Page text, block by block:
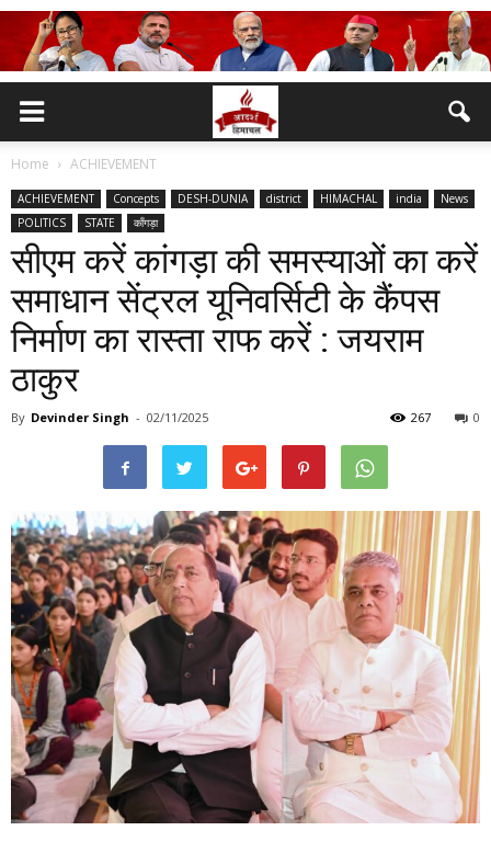
Home ACHIEVEMENT
ACHIEVEMENT Concepts DESH-DUNIA district HIMACHAL india
News
POLITICS
STATE काँगड़ा
सीएम करें कांगड़ा की समस्याओं का करें
समाधान सेंट्रल यूनिवर्सिटी के कैंपस
निर्माण का रास्ता राफ करें : जयराम
ठाकुर
By Devinder Singh - 02/11/2025 0
267